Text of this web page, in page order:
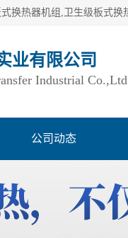
业有限公司
Industrial Co.,Ltd
公司动态